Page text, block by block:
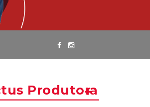
Produtora